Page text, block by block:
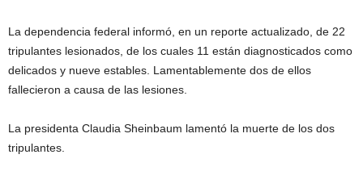
La dependencia federal informó, en un reporte actualizado, de 22
tripulantes lesionados, de los cuales 11 están diagnosticados como
delicados y nueve estables. Lamentablemente dos de ellos
fallecieron a causa de las lesiones.
La presidenta Claudia Sheinbaum lamentó la muerte de los dos
tripulantes.